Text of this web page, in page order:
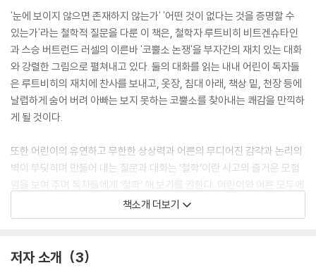
'눈에 보이지 않으면 존재하지 않는가' '어떤 것이 없다는 것을 증명할 수
있는가'라는 철학적 질문을 다룬 이 책은, 철학자 루트비히 비트겐슈타인
과 스승 버트런드 러셀의 이른바 '코뿔소 논쟁'을 부자간의 재치 있는 대화
와 강렬한 그림으로 펼쳐내고 있다. 둘의 대화를 읽는 내내 어린이 독자들
은 루트비히의 재치에 찬사를 보내고, 옷장, 침대 아래, 책상 밑, 천장 등에
날렵하게 숨어 버려 아빠는 보지 못하는 코뿔소를 찾아내는 쾌감을 만끽하
게 될 것이다.
또한 어린이의 유연하고 무한한 상상력과 어른의 무디어진 감각과 논리의
벽이 부딪히며 만들어 내는 질문과 대화는 ‘철학’이란 사고의 즐거운 모험
임을 보여 주며 독자들에게 ‘철학’ 해 보기를 권한다. 어린이와 어른 모두에
게 질문을 던지며 인식의 전환을 이끌어 내는 유쾌한 철학 그림책이자 다
정한 잠자리 그림책이다.
책소개 더보기
저자 소개 3